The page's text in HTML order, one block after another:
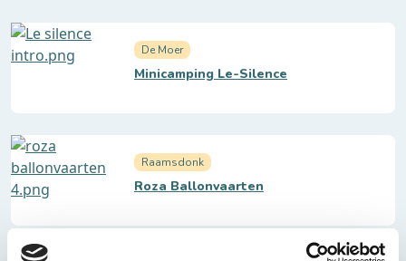
De Moer
Minicamping Le-Silence
Raamsdonk
Roza Ballonvaarten